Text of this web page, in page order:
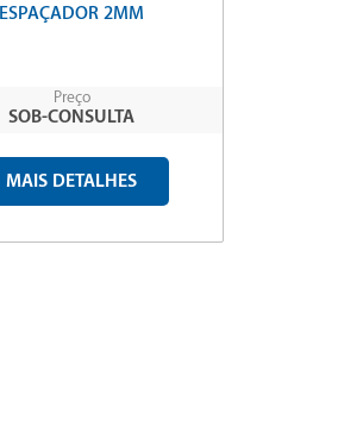
ESPAÇADOR 2MM
Preço
SOB-CONSULTA
MAIS DETALHES